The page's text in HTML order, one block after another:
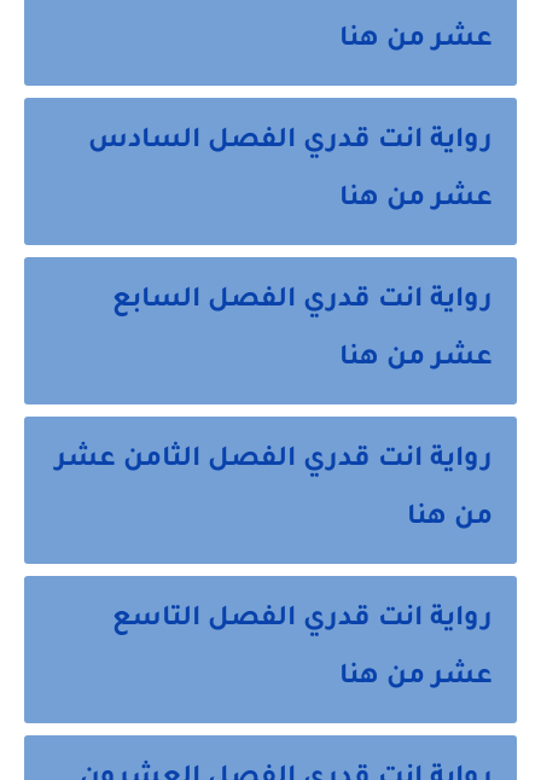
عشر من هنا
رواية انت قدري الفصل السادس
عشر من هنا
رواية انت قدري الفصل السابع
عشر من هنا
رواية انت قدري الفصل الثامن عشر
من هنا
رواية انت قدري الفصل التاسع
عشر من هنا